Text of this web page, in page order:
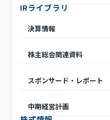
IRライブラリ
決算情報
株主総会関連資料
スポンサード・レポート
中期経営計画